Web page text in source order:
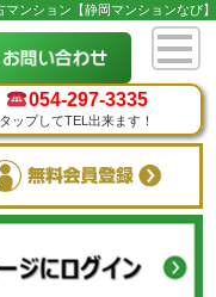
マンション【静岡マンションなび】
054-297-3335
タップしてTEL出来ます！